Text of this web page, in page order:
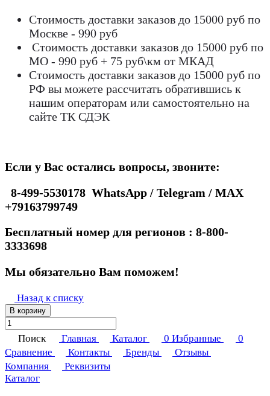
Стоимость доставки заказов до 15000 руб по
Москве - 990 руб
Стоимость доставки заказов до 15000 руб по
МО - 990 руб + 75 руб\км от МКАД
Стоимость доставки заказов до 15000 руб по
РФ вы можете рассчитать обратившись к
нашим операторам или самостоятельно на
сайте ТК СДЭК
Если у Вас остались вопросы, звоните:
8-499-5530178 WhatsApp / Telegram / MAX
+79163799749
Бесплатный номер для регионов : 8-800-
3333698
Мы обязательно Вам поможем!
Назад к списку
В корзину
Поиск Главная Каталог 0 Избранные
0
Сравнение
Контакты Бренды
Отзывы
Компания
Реквизиты
Каталог